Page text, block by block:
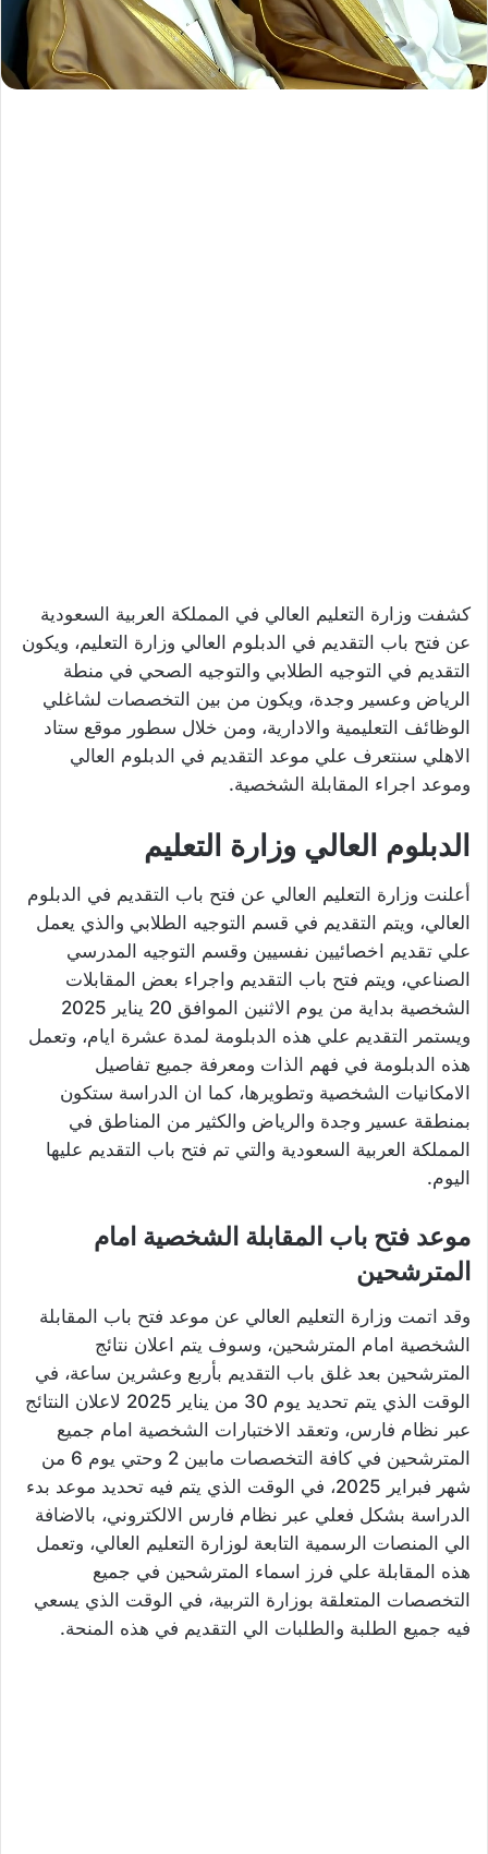
كشفت وزارة التعليم العالي في المملكة العربية السعودية
عن فتح باب التقديم في الدبلوم العالي وزارة التعليم، ويكون
التقديم في التوجيه الطلابي والتوجيه الصحي في منطة
الرياض وعسير وجدة، ويكون من بين التخصصات لشاغلي
الوظائف التعليمية والادارية، ومن خلال سطور موقع ستاد
الاهلي سنتعرف علي موعد التقديم في الدبلوم العالي
وموعد اجراء المقابلة الشخصية.
الدبلوم العالي وزارة التعليم
أعلنت وزارة التعليم العالي عن فتح باب التقديم في الدبلوم
العالي، ويتم التقديم في قسم التوجيه الطلابي والذي يعمل
علي تقديم اخصائيين نفسيين وقسم التوجيه المدرسي
الصناعي، ويتم فتح باب التقديم واجراء بعض المقابلات
الشخصية بداية من يوم الاثنين الموافق 20 يناير 2025
ويستمر التقديم علي هذه الدبلومة لمدة عشرة ايام، وتعمل
هذه الدبلومة في فهم الذات ومعرفة جميع تفاصيل
الامكانيات الشخصية وتطويرها، كما ان الدراسة ستكون
بمنطقة عسير وجدة والرياض والكثير من المناطق في
المملكة العربية السعودية والتي تم فتح باب التقديم عليها
اليوم.
موعد فتح باب المقابلة الشخصية امام
المترشحين
وقد اتمت وزارة التعليم العالي عن موعد فتح باب المقابلة
الشخصية امام المترشحين، وسوف يتم اعلان نتائج
المترشحين بعد غلق باب التقديم بأربع وعشرين ساعة، في
الوقت الذي يتم تحديد يوم 30 من يناير 2025 لاعلان النتائج
عبر نظام فارس، وتعقد الاختبارات الشخصية امام جميع
المترشحين في كافة التخصصات مابين 2 وحتي يوم 6 من
شهر فبراير 2025، في الوقت الذي يتم فيه تحديد موعد بدء
الدراسة بشكل فعلي عبر نظام فارس الالكتروني، بالاضافة
الي المنصات الرسمية التابعة لوزارة التعليم العالي، وتعمل
هذه المقابلة علي فرز اسماء المترشحين في جميع
التخصصات المتعلقة بوزارة التربية، في الوقت الذي يسعي
فيه جميع الطلبة والطلبات الي التقديم في هذه المنحة.